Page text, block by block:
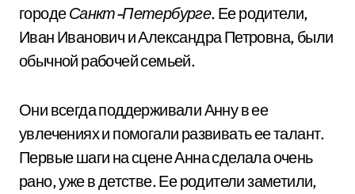
городеСанкт-Петербурге. Ее родители,
Иван Иванович и Александра Петровна, были
обычной рабочей семьей.
Они всегда поддерживали Анну в ее
увлечениях и помогали развивать ее талант.
Первые шаги на сцене Анна сделала очень
рано, уже в детстве. Ее родители заметили,